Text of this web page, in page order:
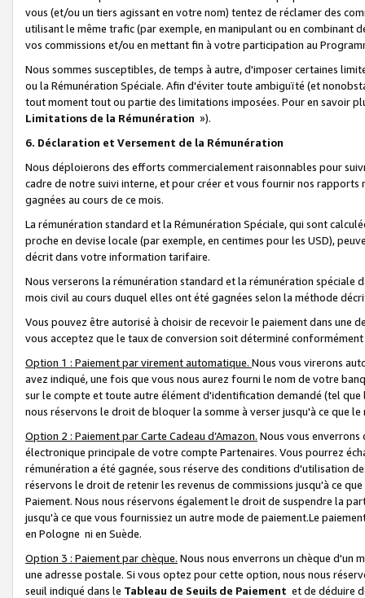
vous (et/ou un tiers agissant en votre nom) tentez de réclamer des
utilisant le même trafic (par exemple, en manipulant ou en combinant
vos commissions et/ou en mettant fin à votre participation au
Nous sommes susceptibles, de temps à autre, d'imposer certaines
ou la Rémunération Spéciale. Afin d'éviter toute ambiguïté (et
tout moment tout ou partie des limitations imposées. Pour en savoir
Limitations de la Rémunération »).
6. Déclaration et Versement de la Rémunération
Nous déploierons des efforts commercialement raisonnables pour
cadre de notre suivi interne, et pour créer et vous fournir nos
gagnées au cours de ce mois.
La rémunération standard et la Rémunération Spéciale, qui sont
proche en devise locale (par exemple, en centimes pour les USD),
décrit dans votre information tarifaire.
Nous verserons la rémunération standard et la rémunération spéciale
mois civil au cours duquel elles ont été gagnées selon la méthode
Vous pouvez être autorisé à choisir de recevoir le paiement dans une
vous acceptez que le taux de conversion soit déterminé
Option 1 : Paiement par virement automatique. Nous vous virerons
avez indiqué, une fois que vous nous aurez fourni le nom de votre
sur le compte et toute autre élément d'identification demandé (tel que
nous réservons le droit de bloquer la somme à verser jusqu'à ce que
Option 2 : Paiement par Carte Cadeau d’Amazon. Nous vous
électronique principale de votre compte Partenaires. Vous pourrez
rémunération a été gagnée, sous réserve des conditions d'utilisation
réservons le droit de retenir les revenus de commissions jusqu'à ce
Paiement. Nous nous réservons également le droit de suspendre la
jusqu'à ce que vous fournissiez un autre mode de paiement.Le
en Pologne ni en Suède.
Option 3 : Paiement par chèque. Nous nous enverrons un chèque d'un
une adresse postale. Si vous optez pour cette option, nous nous
seuil indiqué dans le Tableau de Seuils de Paiement et de déduire